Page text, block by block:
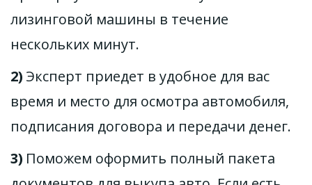
лизинговой машины в течение
нескольких минут.
2) Эксперт приедет в удобное для вас
время и место для осмотра автомобиля,
подписания договора и передачи денег.
3) Поможем оформить полный пакета